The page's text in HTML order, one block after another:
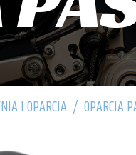
I OPARCIA / OPARCIA